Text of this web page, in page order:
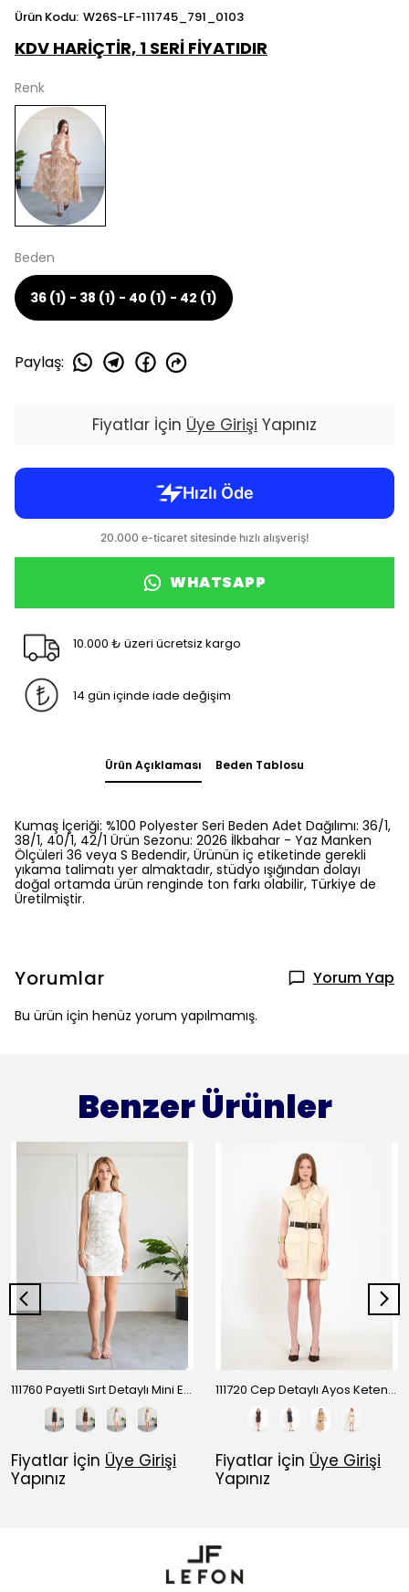
Ürün Kodu: W26S-LF-111745_791_0103
KDV HARİÇTİR, 1 SERİ FİYATIDIR
Renk
Beden
36 (1) - 38 (1) - 40 (1) - 42 (1)
Paylaş:
Fiyatlar İçin Üye Girişi Yapınız
WHATSAPP
10.000 ₺ üzeri ücretsiz kargo
14 gün içinde iade değişim
Ürün Açıklaması Beden Tablosu
Kumaş İçeriği: %100 Polyester Seri Beden Adet Dağılımı: 36/1,
38/1, 40/1, 42/1 Ürün Sezonu: 2026 İlkbahar - Yaz Manken
Ölçüleri 36 veya S Bedendir, Ürünün iç etiketinde gerekli
yıkama talimatı yer almaktadır, stüdyo ışığından dolayı
doğal ortamda ürün renginde ton farkı olabilir, Türkiye de
Üretilmiştir.
Yorumlar Yorum Yap
Bu ürün için henüz yorum yapılmamış.
Benzer Ürünler
111760 Payetli Sırt Detaylı Mini Elbise
Fiyatlar İçin Üye Girişi
Yapınız
111720 Cep Detaylı Ayos Keten Mini Elbise
Fiyatlar İçin Üye Girişi
Yapınız